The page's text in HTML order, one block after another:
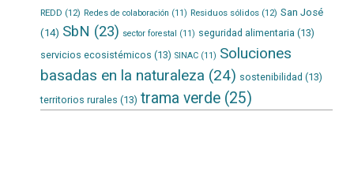
REDD (12) Redes de colaboración (11) Residuos sólidos(12) San José
(14) SbN (23) sector forestal (11) seguridad alimentaria (13)
servicios ecosistémicos (13) SINAC(11) Soluciones
basadas en la naturaleza (24) sostenibilidad (13)
territorios rurales (13) trama verde(25)